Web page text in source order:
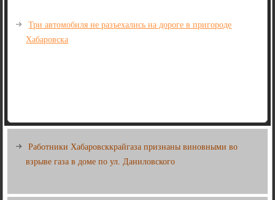
Три автомобиля не разъехались на дороге в пригороде
Хабаровска
Работники Хабаровсккрайгаза признаны виновными во
взрыве газа в доме по ул. Даниловского